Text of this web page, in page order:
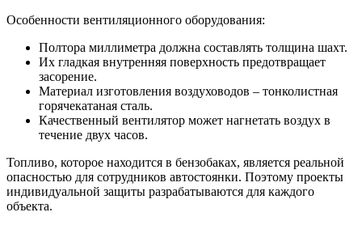
Особенности вентиляционного оборудования:
Полтора миллиметра должна составлять толщина шахт.
Их гладкая внутренняя поверхность предотвращает
засорение.
Материал изготовления воздуховодов – тонколистная
горячекатаная сталь.
Качественный вентилятор может нагнетать воздух в
течение двух часов.
Топливо, которое находится в бензобаках, является реальной
опасностью для сотрудников автостоянки. Поэтому проекты
индивидуальной защиты разрабатываются для каждого
объекта.